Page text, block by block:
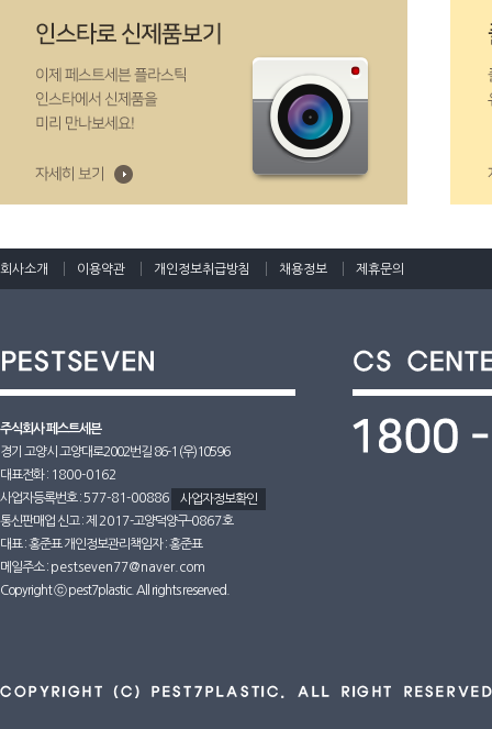
회사소개 이용약관 개인정보취급방침 채용정보 제휴문의
주식회사 페스트세븐
경기 고양시 고양대로2002번길 86-1 (우)10596
대표전화 : 1800-0162
사업자등록번호 : 577-81-00886
사업자정보확인
통신판매업 신고 : 제 2017-고양덕양구-0867호
대표 : 홍준표 개인정보관리책임자 : 홍준표
메일주소 : pestseven77@naver.com
Copyright ⓒ pest7plastic. All rights reserved.